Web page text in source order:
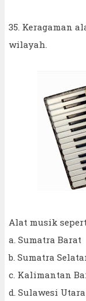
35. Keragaman
wilayah.
Alat musik
a. Sumatra Barat
b. Sumatra
c. Kalimantan
d. Sulawesi Utara